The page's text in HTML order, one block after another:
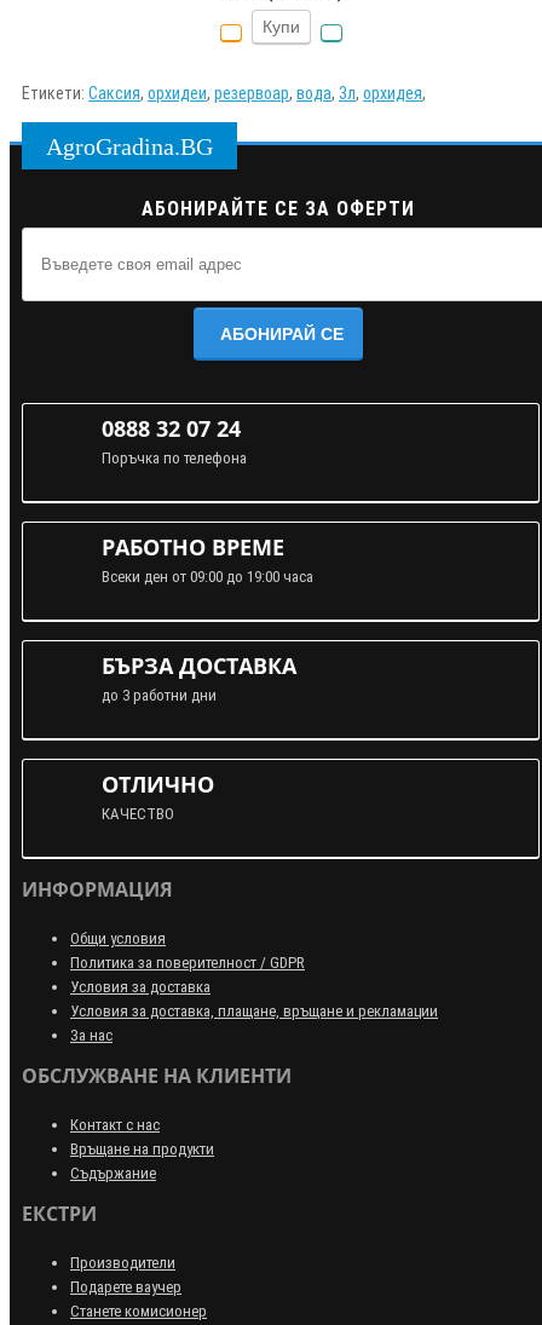
Купи
Етикети: Саксия, орхидеи, резервоар, вода, 3л, орхидея,
AgroGradina.BG
АБОНИРАЙТЕ СЕ ЗА ОФЕРТИ
АБОНИРАЙ СЕ
0888 32 07 24
Поръчка по телефона
РАБОТНО ВРЕМЕ
Всеки ден от 09:00 до 19:00 часа
БЪРЗА ДОСТАВКА
до 3 работни дни
ОТЛИЧНО
КАЧЕСТВО
ИНФОРМАЦИЯ
Общи условия
Политика за поверителност / GDPR
Условия за доставка
Условия за доставка, плащане, връщане и рекламации
За нас
ОБСЛУЖВАНЕ НА КЛИЕНТИ
Контакт с нас
Връщане на продукти
Съдържание
ЕКСТРИ
Производители
Подарете ваучер
Станете комисионер